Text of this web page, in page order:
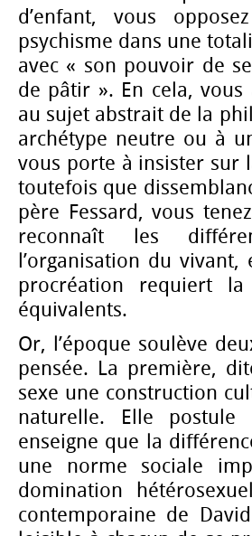
d’enfant, vous
psychisme dans une
avec « son pouvoir de
de pâtir ». En cela, vous
au sujet abstrait de la
archétype neutre ou à
vous porte à insister sur
toutefois que
père Fessard, vous
reconnaît les
l’organisation du
procréation requiert
équivalents.
Or, l’époque soulève
pensée. La première,
sexe une construction
naturelle. Elle
enseigne que la
une norme sociale
domination
contemporaine de